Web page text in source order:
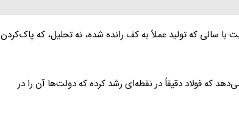
سالی که تولید عملاً به کف رانده شده، نه تحلیل، که پاک‌کردن
که فولاد دقیقاً در نقطه‌ای رشد کرده که دولت‌ها آن را در